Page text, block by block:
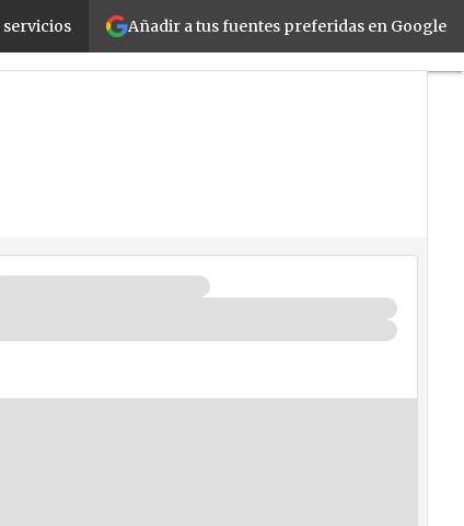
Añadir a tus fuentes preferidas en Google
serviciosSeguridad